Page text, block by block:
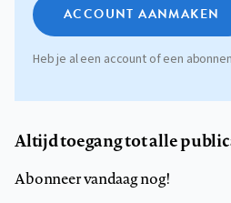
ACCOUNT AANMAKEN
Heb je al een account of een
Altijd toegang tot alle
Abonneer vandaag nog!